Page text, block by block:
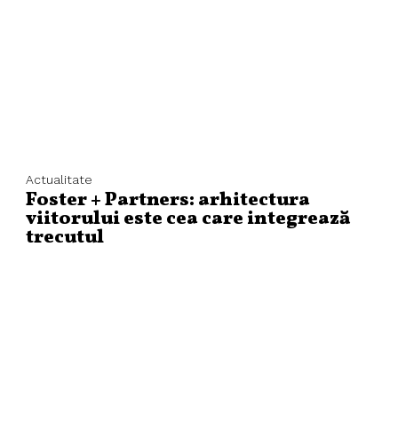
Actualitate
Foster + Partners: arhitectura
viitorului este cea care integrează
trecutul